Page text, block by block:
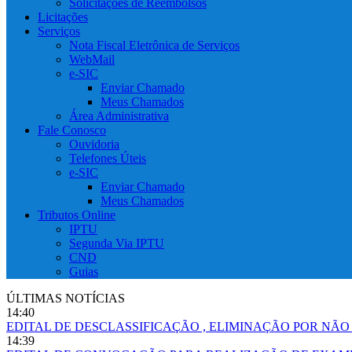
Solicitações de Reembolsos
Licitações
Serviços
Nota Fiscal Eletrônica de Serviços
WebMail
e-SIC
Enviar Chamado
Meus Chamados
Área Administrativa
Fale Conosco
Ouvidoria
Telefones Úteis
e-SIC
Enviar Chamado
Meus Chamados
Tributos Online
IPTU
Segunda Via IPTU
CND
Guias
ÚLTIMAS NOTÍCIAS
14:40
EDITAL DE DESCLASSIFICAÇÃO , ELIMINAÇÃO POR
14:39